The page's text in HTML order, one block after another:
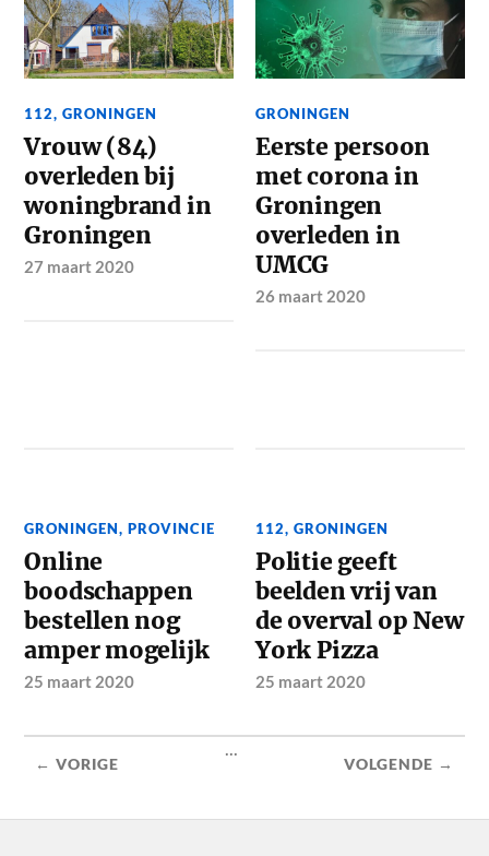
112,GRONINGEN
Vrouw (84)
overleden bij
woningbrand in
Groningen
27 maart 2020
GRONINGEN
Eerste persoon
met corona in
Groningen
overleden in
UMCG
26 maart 2020
GRONINGEN,PROVINCIE
Online
boodschappen
bestellen nog
amper mogelijk
25 maart 2020
112,GRONINGEN
Politie geeft
beelden vrij van
de overval op New
York Pizza
25 maart 2020
← VORIGE
...
VOLGENDE →